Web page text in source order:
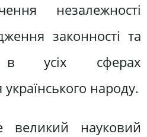
незалежності
законності та
в усіх сферах
українського народу.
науковий